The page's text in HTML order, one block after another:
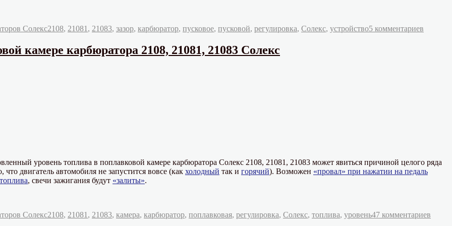
СолексМетки
2108, 21081 , 21083, зазор, карбюратор, пусковое, пусковой, регулировка, Солекс, устройство5 комментариев
камере карбюратора 2108, 21081, 21083 Солекс
уровень топлива в поплавковой камере карбюратора Солекс 2108, 21081, 21083 может явиться причиной целого ряда
двигатель автомобиля не запустится вовсе (как холодный так и горячий). Возможен «провал» при нажатии на педаль
, свечи зажигания будут «залиты».
СолексМетки
2108, 21081 , 21083, камера, карбюратор, поплавковая, регулировка, Солекс, топлива, уровень47 комментариев